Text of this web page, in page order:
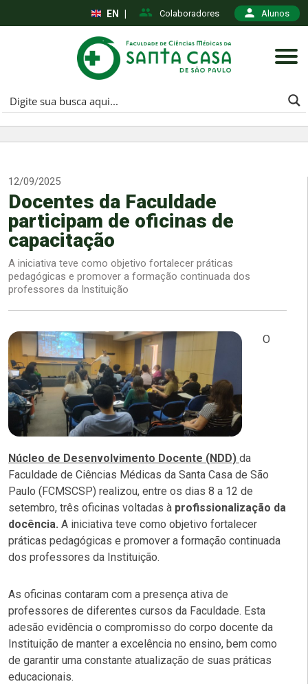
Colaboradores Alunos
EN
12/09/2025
Docentes da Faculdade
participam de oficinas de
capacitação
A iniciativa teve como objetivo fortalecer práticas
pedagógicas e promover a formação continuada dos
professores da Instituição
O
Núcleo de Desenvolvimento Docente (NDD) da
Faculdade de Ciências Médicas da Santa Casa de São
Paulo (FCMSCSP) realizou, entre os dias 8 a 12 de
setembro, três oficinas voltadas à profissionalização da
docência. A iniciativa teve como objetivo fortalecer
práticas pedagógicas e promover a formação continuada
dos professores da Instituição.
As oficinas contaram com a presença ativa de
professores de diferentes cursos da Faculdade. Esta
adesão evidência o compromisso do corpo docente da
Instituição de manter a excelência no ensino, bem como
de garantir uma constante atualização de suas práticas
educacionais.